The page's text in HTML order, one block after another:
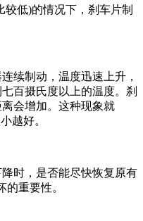
低)的情况下，刹车片制
续制动，温度迅速上升，
百摄氏度以上的温度。刹
会增加。这种现象就
越好。
时，是否能尽快恢复原有
重要性。